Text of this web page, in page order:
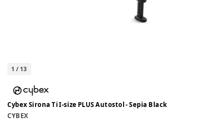
1 / 13
Cybex Sirona Ti I-size PLUS Autostol - Sepia Black
CYBEX